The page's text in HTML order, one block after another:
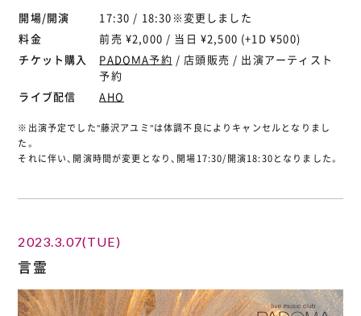
開場/開演
17:30 / 18:30※変更しました
料金
前売 ¥2,000 / 当日 ¥2,500 (+1D ¥500)
チケット購入
PADOMA予約 / 店頭販売 / 出演アーティスト
予約
ライブ配信
AHO
※出演予定でした"藤沢アユミ"は体調不良によりキャンセルとなりまし
た。
それに伴い、開演時間が変更となり、開場17:30/開演18:30となりました。
2023.3.07(TUE)
言霊